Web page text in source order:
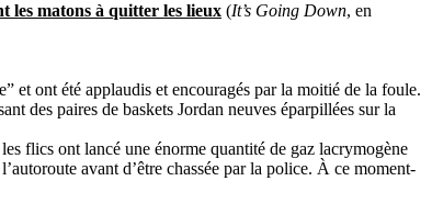
les matons à quitter les lieux (It’s Going Down, en
et ont été applaudis et encouragés par la moitié de la foule.
des paires de baskets Jordan neuves éparpillées sur la
flics ont lancé une énorme quantité de gaz lacrymogène
avant d’être chassée par la police. À ce moment-